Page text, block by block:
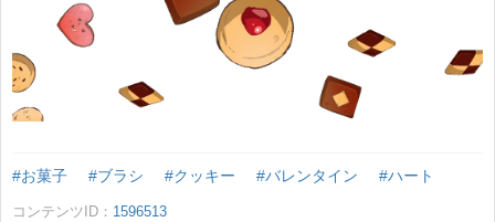
#お菓子 #ブラシ #クッキー #バレンタイン #ハート
コンテンツID： 1596513